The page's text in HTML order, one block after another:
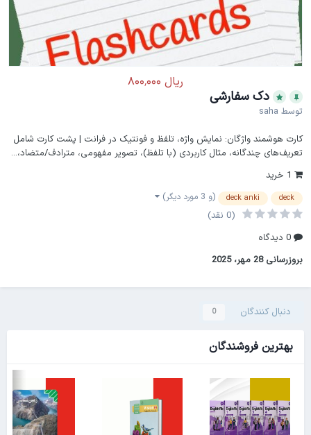
دک سفارشی
توسطsaha
کارت هوشمند واژگان: نمایش واژه، تلفظ و فونتیک در فرانت | پشت کارت شامل
تعریف‌های چندگانه، مثال کاربردی (با تلفظ)، تصویر مفهومی، مترادف/متضاد،...
1 خرید
deck
deck anki (و 3 مورد دیگر)
0 دیدگاه
بروزرسانی 28 مهر، 2025
دنبال کنندگان 0
بهترین فروشندگان